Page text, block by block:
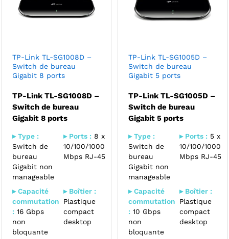
TP-Link TL-SG1008D –
Switch de bureau
Gigabit 8 ports
TP-Link TL-SG1008D –
Switch de bureau
Gigabit 8 ports
▸ Type :
Switch de
bureau
Gigabit non
manageable
▸ Ports :8 x
10/100/1000
Mbps RJ-45
▸ Capacité
commutation
:16 Gbps
non
bloquante
▸ Boîtier :
Plastique
compact
desktop
TP-Link TL-SG1005D –
Switch de bureau
Gigabit 5 ports
TP-Link TL-SG1005D –
Switch de bureau
Gigabit 5 ports
▸ Type :
Switch de
bureau
Gigabit non
manageable
▸ Ports : 5 x
10/100/1000
Mbps RJ-45
▸ Capacité
commutation
: 10 Gbps
non
bloquante
▸ Boîtier :
Plastique
compact
desktop